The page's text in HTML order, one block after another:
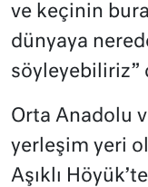
ve keçinin
dünyaya
söyleyebiliriz”
Orta Anadolu
yerleşim yeri
Aşıklı